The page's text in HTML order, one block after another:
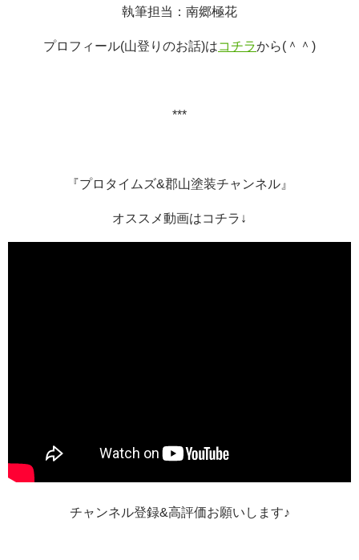
執筆担当：南郷極花
プロフィール(山登りのお話)はコチラから( ＾＾ )
***
『プロタイムズ&郡山塗装チャンネル』
オススメ動画はコチラ↓
チャンネル登録&高評価お願いします♪